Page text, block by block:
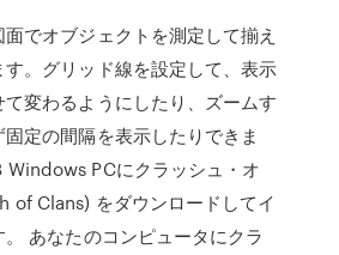
でオブジェクトを測定して揃え
。グリッド線を設定して、表示
変わるようにしたり、ズームす
定の間隔を表示したりできま
PCにクラッシュ・オ
of Clans) をダウンロードしてイ
あなたのコンピュータにクラ